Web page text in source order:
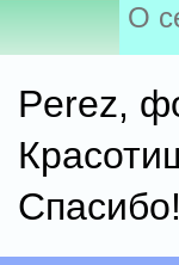
О
Perez,